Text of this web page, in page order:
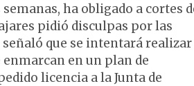
ha obligado a cortes
pidió disculpas por las
que se intentará
en un plan de
licencia a la Junta de